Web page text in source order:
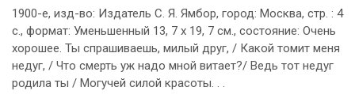
1900-е, изд-во: Издатель С. Я. Ямбор, город: Москва, стр. : 4
с., формат: Уменьшенный 13, 7 х 19, 7 см., состояние: Очень
хорошее. Ты спрашиваешь, милый друг, / Какой томит меня
недуг, / Что смерть уж надо мной витает?/ Ведь тот недуг
родила ты / Могучей силой красоты. . .